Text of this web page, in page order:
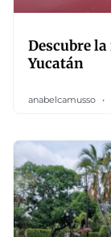
Descubre
Yucatán
anabelcamusso